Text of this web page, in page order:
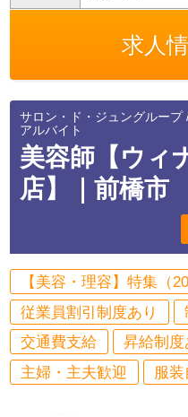
求人
サロン・ド・ジュングループ
アルバイト
美容師【ウィ
店】｜前橋市
【美容・理容】特集（
従業員割引制度あり
交通費支給
昇給制度
主婦・主夫歓迎
服